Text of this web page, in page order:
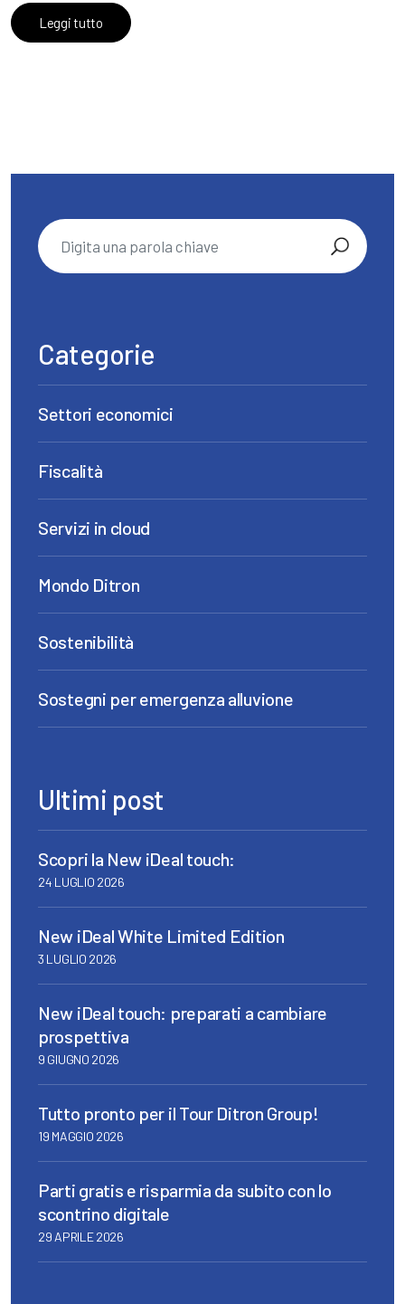
Leggi tutto
Categorie
Settori economici
Fiscalità
Servizi in cloud
Mondo Ditron
Sostenibilità
Sostegni per emergenza alluvione
Ultimi post
Scopri la New iDeal touch:
24 LUGLIO 2026
New iDeal White Limited Edition
3 LUGLIO 2026
New iDeal touch: preparati a cambiare
prospettiva
9 GIUGNO 2026
Tutto pronto per il Tour Ditron Group!
19 MAGGIO 2026
Parti gratis e risparmia da subito con lo
scontrino digitale
29 APRILE 2026